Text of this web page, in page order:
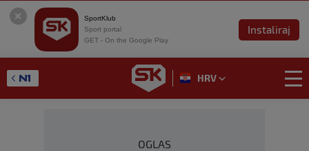
SportKlub
Sport portal
GET - On the Google Play
Instaliraj
HRV
OGLAS